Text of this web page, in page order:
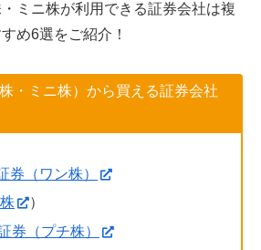
ミニ株が利用できる証券会社は複
め6選をご紹介！
・ミニ株）から買える証券会社
券（ワン株）
）
券（プチ株）